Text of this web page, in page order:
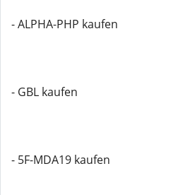
- ALPHA-PHP kaufen
- GBL kaufen
- 5F-MDA19 kaufen